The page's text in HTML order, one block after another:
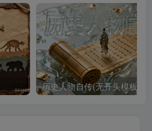
历史人物自传(无开头模板)